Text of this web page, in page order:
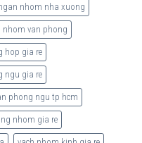
nhom nha xuong
nhom van phong
hop gia re
ngu gia re
phong ngu tp hcm
nhom gia re